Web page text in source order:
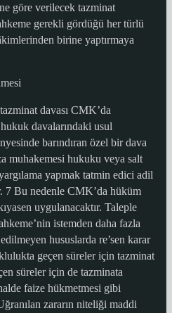
göre verilecek tazminat
gerekli gördüğü her türlü
birine yaptırmaya
davası CMK’da
davalarındaki usul
barındıran özel bir dava
muhakemesi hukuku veya salt
yapmak tatmin edici adil
7 Bu nedenle CMK’da hüküm
uygulanacaktır. Taleple
istemden daha fazla
hususlarda re’sen karar
geçen süreler için tazminat
süreler için de tazminata
faize hükmetmesi gibi
zararın niteliği maddi